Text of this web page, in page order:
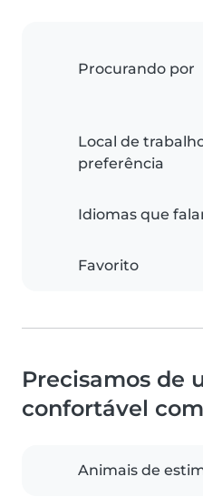
Procurando por
Local de
preferência
Idiomas que
Favorito
Precisamos de
confortável com
Animais de